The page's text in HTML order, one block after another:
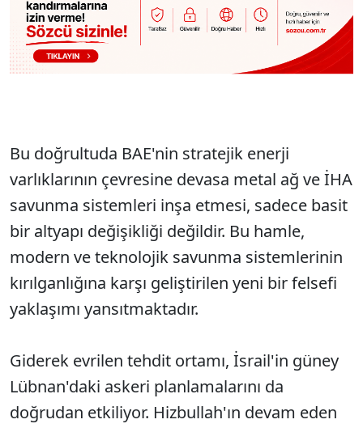
Bu doğrultuda BAE'nin stratejik enerji
varlıklarının çevresine devasa metal ağ ve İHA
savunma sistemleri inşa etmesi, sadece basit
bir altyapı değişikliği değildir. Bu hamle,
modern ve teknolojik savunma sistemlerinin
kırılganlığına karşı geliştirilen yeni bir felsefi
yaklaşımı yansıtmaktadır.
Giderek evrilen tehdit ortamı, İsrail'in güney
Lübnan'daki askeri planlamalarını da
doğrudan etkiliyor. Hizbullah'ın devam eden